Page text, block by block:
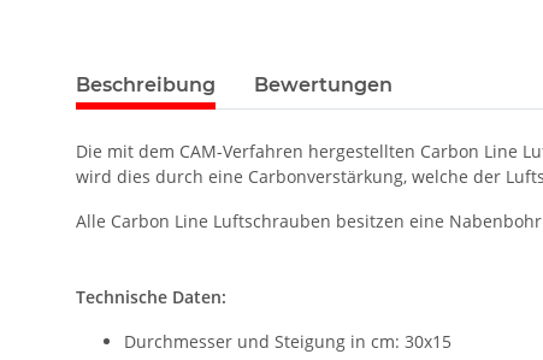
Beschreibung Bewertungen
Die mit dem CAM-Verfahren hergestellten Carbon Line
wird dies durch eine Carbonverstärkung, welche der
Alle Carbon Line Luftschrauben besitzen eine
Technische Daten:
Durchmesser und Steigung in cm: 30x15